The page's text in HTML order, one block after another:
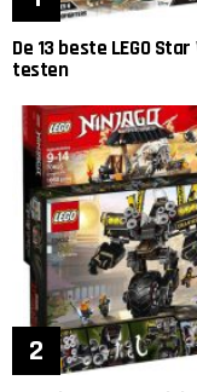
De 13 beste LEGO
testen